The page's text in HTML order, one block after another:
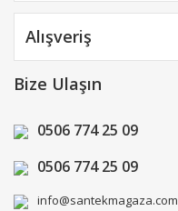
Alışveriş
Bize Ulaşın
0506 774 25 09
0506 774 25 09
info@santekmagaza.com